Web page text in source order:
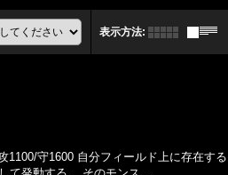
表示方法:
1100/守1600 自分フィールド上に存在する